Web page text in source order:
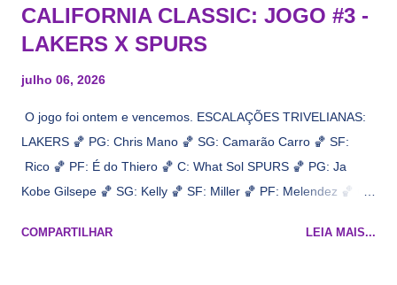
CALIFORNIA CLASSIC: JOGO #3 -
LAKERS X SPURS
julho 06, 2026
O jogo foi ontem e vencemos. ESCALAÇÕES TRIVELIANAS:
LAKERS 🏀 PG: Chris Mano 🏀 SG: Camarão Carro 🏀 SF:
Rico 🏀 PF: É do Thiero 🏀 C: What Sol SPURS 🏀 PG: Ja
Kobe Gilsepe 🏀 SG: Kelly 🏀 SF: Miller 🏀 PF: Melendez 🏀 C:
Na quadra Transmissão: NBA League Pass
COMPARTILHAR LEIA MAIS...